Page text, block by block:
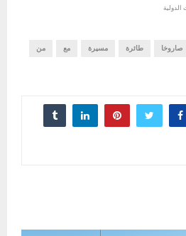
صاروخا طائرة مسيرة مع من